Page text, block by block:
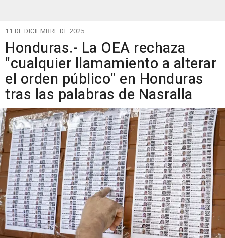
11 DE DICIEMBRE DE 2025
Honduras.- La OEA rechaza
"cualquier llamamiento a alterar
el orden público" en Honduras
tras las palabras de Nasralla